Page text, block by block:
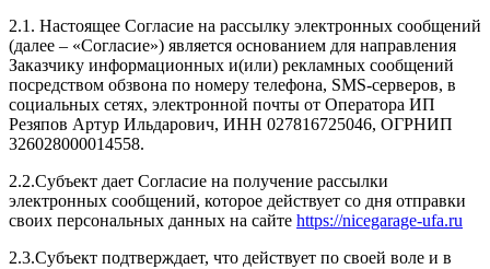
2.1. Настоящее Согласие на рассылку электронных сообщений
(далее – «Согласие») является основанием для направления
Заказчику информационных и(или) рекламных сообщений
посредством обзвона по номеру телефона, SMS-серверов, в
социальных сетях, электронной почты от Оператора ИП
Резяпов Артур Ильдарович, ИНН 027816725046, ОГРНИП
326028000014558.
2.2.Субъект дает Согласие на получение рассылки
электронных сообщений, которое действует со дня отправки
своих персональных данных на сайте https://nicegarage-ufa.ru
2.3.Субъект подтверждает, что действует по своей воле и в